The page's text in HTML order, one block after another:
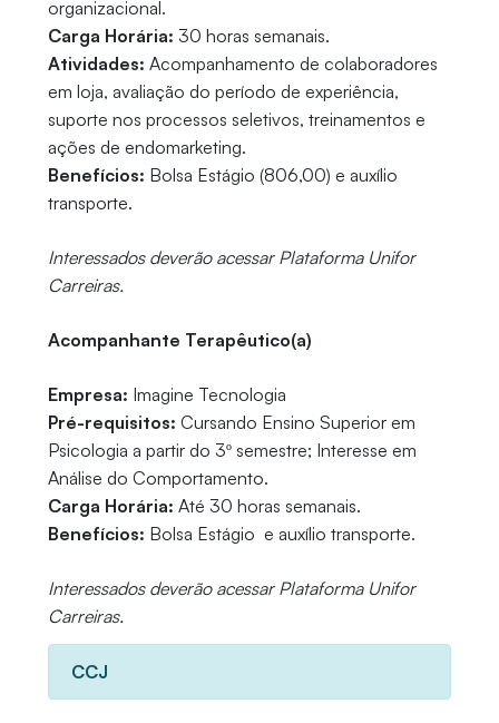
organizacional.
Carga Horária: 30 horas semanais.
Atividades: Acompanhamento de colaboradores
em loja, avaliação do período de experiência,
suporte nos processos seletivos, treinamentos e
ações de endomarketing.
Benefícios: Bolsa Estágio (806,00) e auxílio
transporte.
Interessados deverão acessar Plataforma Unifor
Carreiras.
Acompanhante Terapêutico(a)
Empresa: Imagine Tecnologia
Pré-requisitos: Cursando Ensino Superior em
Psicologia a partir do 3º semestre; Interesse em
Análise do Comportamento.
Carga Horária: Até 30 horas semanais.
Benefícios: Bolsa Estágio e auxílio transporte.
Interessados deverão acessar Plataforma Unifor
Carreiras.
CCJ